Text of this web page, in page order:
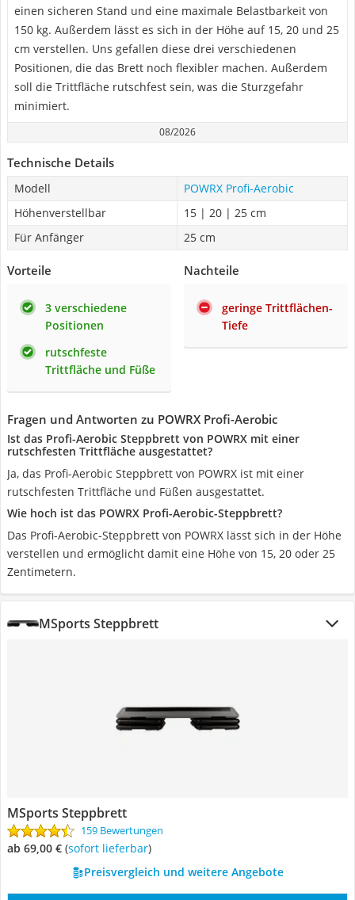
einen sicheren Stand und eine maximale Belastbarkeit von
150 kg. Außerdem lässt es sich in der Höhe auf 15, 20 und 25
cm verstellen. Uns gefallen diese drei verschiedenen
Positionen, die das Brett noch flexibler machen. Außerdem
soll die Trittfläche rutschfest sein, was die Sturzgefahr
minimiert.
08/2026
Technische Details
Modell
POWRX Profi-Aerobic
Höhenverstellbar
15 | 20 | 25 cm
Für Anfänger
25 cm
Vorteile
3 verschiedene
Positionen
rutschfeste
Trittfläche und Füße
Nachteile
geringe Trittflächen-
Tiefe
Fragen und Antworten zu POWRX Profi-Aerobic
Ist das Profi-Aerobic Steppbrett von POWRX mit einer
rutschfesten Trittfläche ausgestattet?
Ja, das Profi-Aerobic Steppbrett von POWRX ist mit einer
rutschfesten Trittfläche und Füßen ausgestattet.
Wie hoch ist das POWRX Profi-Aerobic-Steppbrett?
Das Profi-Aerobic-Steppbrett von POWRX lässt sich in der Höhe
verstellen und ermöglicht damit eine Höhe von 15, 20 oder 25
Zentimetern.
MSports Steppbrett
MSports Steppbrett
159 Bewertungen
ab 69,00 € ( Sofort lieferbar)
Preisvergleich und weitere Angebote